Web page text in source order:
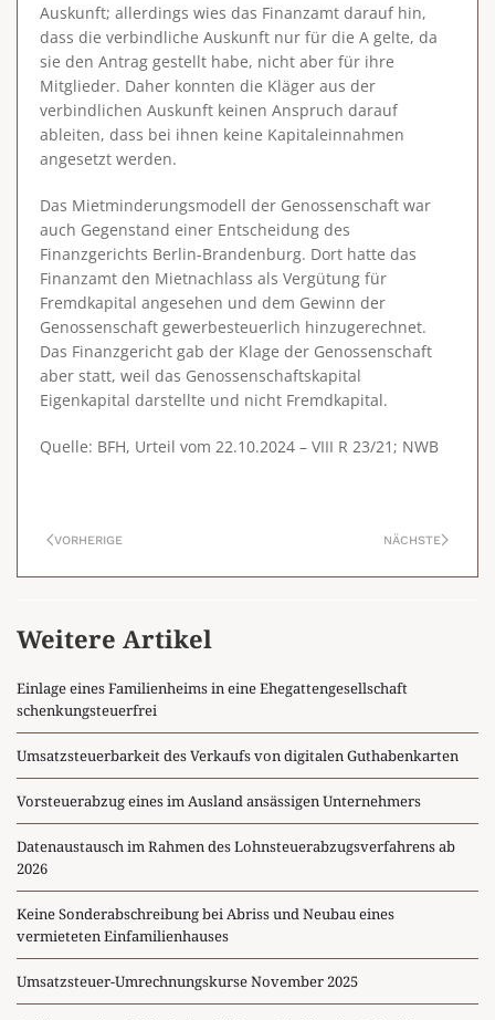
Auskunft; allerdings wies das Finanzamt darauf hin,
dass die verbindliche Auskunft nur für die A gelte, da
sie den Antrag gestellt habe, nicht aber für ihre
Mitglieder. Daher konnten die Kläger aus der
verbindlichen Auskunft keinen Anspruch darauf
ableiten, dass bei ihnen keine Kapitaleinnahmen
angesetzt werden.
Das Mietminderungsmodell der Genossenschaft war
auch Gegenstand einer Entscheidung des
Finanzgerichts Berlin-Brandenburg. Dort hatte das
Finanzamt den Mietnachlass als Vergütung für
Fremdkapital angesehen und dem Gewinn der
Genossenschaft gewerbesteuerlich hinzugerechnet.
Das Finanzgericht gab der Klage der Genossenschaft
aber statt, weil das Genossenschaftskapital
Eigenkapital darstellte und nicht Fremdkapital.
Quelle: BFH, Urteil vom 22.10.2024 – VIII R 23/21; NWB
VORHERIGE NÄCHSTE
Weitere Artikel
Einlage eines Familienheims in eine Ehegattengesellschaft
schenkungsteuerfrei
Umsatzsteuerbarkeit des Verkaufs von digitalen Guthabenkarten
Vorsteuerabzug eines im Ausland ansässigen Unternehmers
Datenaustausch im Rahmen des Lohnsteuerabzugsverfahrens ab
2026
Keine Sonderabschreibung bei Abriss und Neubau eines
vermieteten Einfamilienhauses
Umsatzsteuer-Umrechnungskurse November 2025